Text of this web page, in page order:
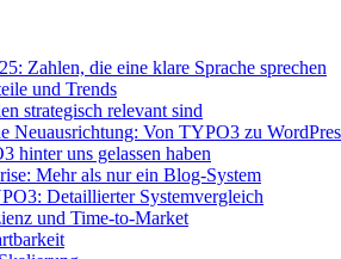
Zahlen, die eine klare Sprache sprechen
und Trends
strategisch relevant sind
Neuausrichtung: Von TYPO3 zu
hinter uns gelassen haben
Mehr als nur ein Blog-System
Detaillierter Systemvergleich
und Time-to-Market